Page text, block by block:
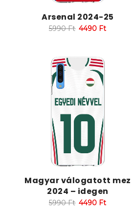
Arsenal 2024-25
5990Ft 4490 Ft
Magyar válogatott mez
2024 – idegen
5990Ft 4490 Ft